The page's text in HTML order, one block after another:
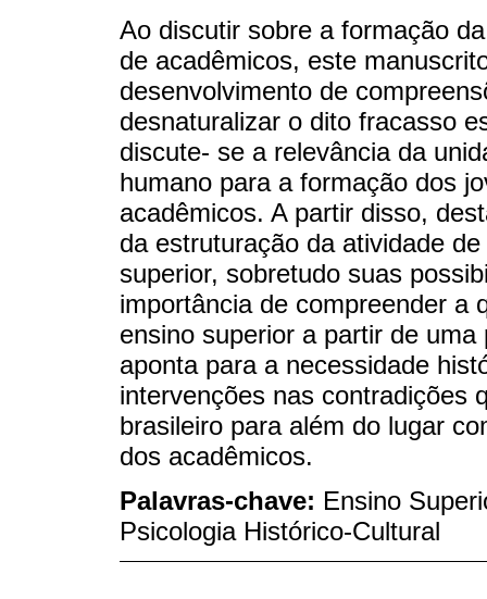
Ao discutir sobre a formação
de acadêmicos, este
desenvolvimento de
desnaturalizar o dito fracasso
discute- se a relevância da
humano para a formação dos
acadêmicos. A partir disso,
da estruturação da atividade
superior, sobretudo suas
importância de compreender a
ensino superior a partir de
aponta para a necessidade
intervenções nas contradições
brasileiro para além do lugar
dos acadêmicos.
Palavras-chave: Ensino
Psicologia Histórico-Cultural